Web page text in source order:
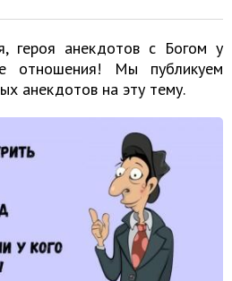
героя анекдотов с Богом у
отношения! Мы публикуем
анекдотов на эту тему.